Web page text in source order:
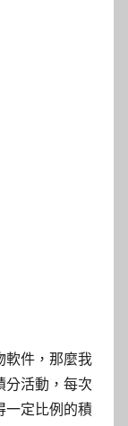
軟件，那麼我
分活動，每次
一定比例的積